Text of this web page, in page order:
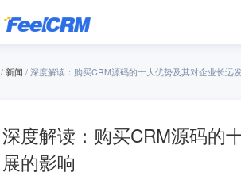
/新闻 / 深度解读：购买CRM源码的十大优势及其对企业长远
深度解读：购买CRM源码的
展的影响